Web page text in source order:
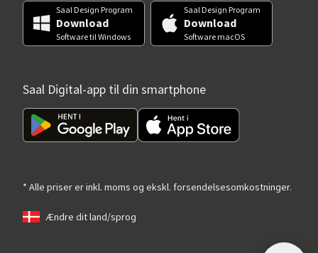
Saal Design Program
Download
Software til Windows
Saal Design Program
Download
Software macOS
Saal Digital-app til din smartphone
* Alle priser er inkl. moms og ekskl. forsendelsesomkostninger.
Ændre dit land/sprog